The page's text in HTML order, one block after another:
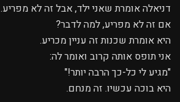
דניאלה אומרת שאני ילד, אבל זה לא מפריע.
אם זה לא מפריע, למה לדבר?
היא אומרת שכנות זה עניין מכריע.
אני תופס אותה קרוב ואומר לה:
"מגיע לי כל-כך הרבה יותר!"
היא בוכה עכשיו. זה מנחם.